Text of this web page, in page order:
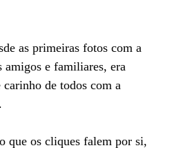
as primeiras fotos com a
amigos e familiares, era
de todos com a
que os cliques falem por si,